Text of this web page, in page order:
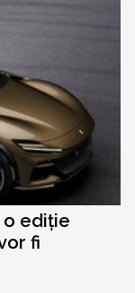
o ediție
fi